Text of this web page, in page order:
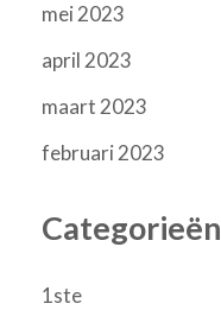
mei 2023
april 2023
maart 2023
februari 2023
Categorieën
1ste